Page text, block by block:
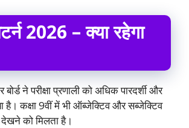
2026 – क्या रहेगा
बोर्ड ने परीक्षा प्रणाली को अधिक पारदर्शी और
है। कक्षा 9वीं में भी ऑब्जेक्टिव और सब्जेक्टिव
को मिलता है।